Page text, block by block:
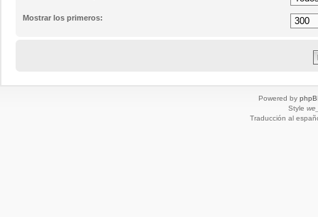
Mostrar los primeros:
Powered by
Style
Traducción al